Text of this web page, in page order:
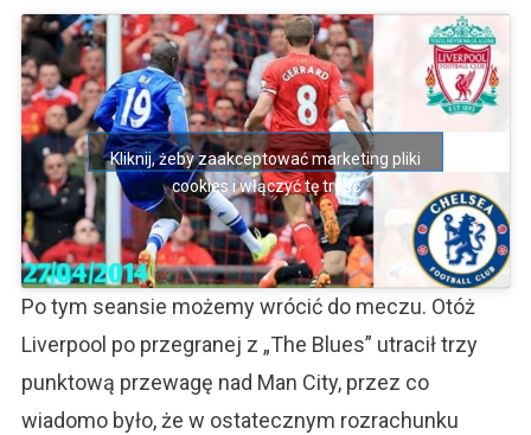
Kliknij, żeby zaakceptować marketing pliki
cookies i włączyć tę treść
Po tym seansie możemy wrócić do meczu. Otóż
Liverpool po przegranej z „The Blues” utracił trzy
punktową przewagę nad Man City, przez co
wiadomo było, że w ostatecznym rozrachunku